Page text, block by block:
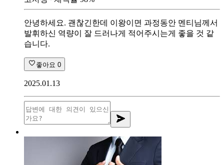
안녕하세요. 괜찮긴한데 이왕이면 과정동안 멘티님께서
발휘하신 역량이 잘 드러나게 적어주시는게 좋을 것 같
습니다.
좋아요 0
2025.01.13